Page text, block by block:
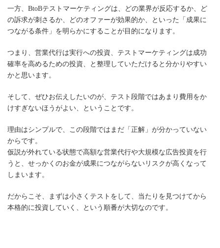
一方、BtoBテストマーケティングは、どの業界が反応するか、ど
の訴求が刺さるか、どのオファーが効果的か、といった「成果に
つながる条件」を明らかにすることが目的になります。
つまり、営業代行は実行への投資、テストマーケティングは成功
確率を高めるための投資、と整理していただけると分かりやすい
かと思います。
そして、ぜひお伝えしたいのが、テスト段階ではあまり費用をか
けすぎないほうがよい、ということです。
理由はシンプルで、この段階ではまだ「正解」が分かっていない
からです。
仮説が外れている状態で高額な営業代行や大規模な広告投資を行
うと、せっかくのお金が成果につながらないリスクが高くなって
しまいます。
だからこそ、まずは小さくテストをして、当たりを見つけてから
本格的に投資していく、という順番が大切なのです。